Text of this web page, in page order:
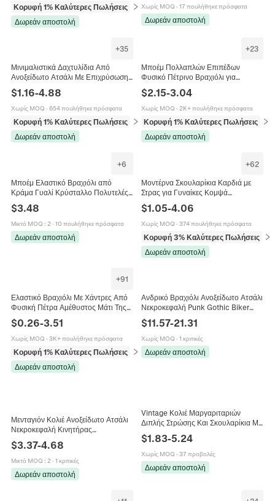
Κορυφή 1% Καλύτερες Πωλήσεις
σε Κολιέ
Δωρεάν αποστολή
Χωρίς MOQ · 17 πουλήθηκε πρόσφατα
Δωρεάν αποστολή
+35
Μινιμαλιστικά Δαχτυλίδια Από
Ανοξείδωτο Ατσάλι Με Επιχρύσωση
18K Για Γυναίκες Αδιάβροχα
Γεωμετρικά Σχέδια Με Καρδιά Και
Κύμα
$1.16-4.88
Χωρίς MOQ · 654 πουλήθηκε πρόσφατα
Κορυφή 1% Καλύτερες Πωλήσεις
σε Δαχτυλίδια
Δωρεάν αποστολή
+23
Μποέμ Πολλαπλών Επιπέδων
Φυσικό Πέτρινο Βραχιόλι για
Γυναίκες Βίντατζ Εθνικό Τυρκουάζ
Μάτι Τίγρης Μεταλλικές Χάντρες
Κοσμήματα Δώρο
$2.15-3.04
Χωρίς MOQ · 2K+ πουλήθηκε πρόσφατα
Κορυφή 1% Καλύτερες Πωλήσεις
σε
Δωρεάν αποστολή
+6
Μποέμ Ελαστικό Βραχιόλι από
Κράμα Γυαλί Κρύσταλλο Πολυτελές
Πολύχρωμο Στρας Γεωμετρικό
Τετράγωνο Κόσμημα για Γυναίκες
$3.48
Μικτό MOQ : 2· 10 πουλήθηκε πρόσφατα
Δωρεάν αποστολή
+62
Μοντέρνα Σκουλαρίκια Καρδιά με
Στρας για Γυναίκες Κομψά
Σκουλαρίκια με Φούντα με
Ανοξείδωτο Ατσάλι Καρφίτσα
Κοσμήματα Αγίου Βαλεντίνου
$1.05-4.06
Χωρίς MOQ · 374 πουλήθηκε πρόσφατα
Κορυφή 3% Καλύτερες Πωλήσεις
σε
Δωρεάν αποστολή
+91
Ελαστικό Βραχιόλι Με Χάντρες Από
Φυσική Πέτρα Αμέθυστος Μάτι Της
Τίγρης Αχάτης Κόσμημα Θεραπείας
Γυναίκες Άνδρες Κρύσταλλο
$0.26-3.51
Χωρίς MOQ · 3K+ πουλήθηκε πρόσφατα
Κορυφή 1% Καλύτερες Πωλήσεις
σε Βραχιόλια
Δωρεάν αποστολή
Ανδρικό Βραχιόλι Ανοξείδωτο Ατσάλι
Νεκροκεφαλή Punk Gothic Biker
Βαριά Αλυσίδα Κοσμήματα Για
Άνδρες
$11.57-21.31
Χωρίς MOQ · 1 κριτικές
Δωρεάν αποστολή
Μενταγιόν Κολιέ Ανοξείδωτο Ατσάλι
Νεκροκεφαλή Κινητήρας
Κοσμήματα Vintage
$3.37-4.68
Μικτό MOQ : 2· 1 κριτικές
Δωρεάν αποστολή
Vintage Κολιέ Μαργαριταριών
Διπλής Στρώσης Και Σκουλαρίκια Με
Ρετρό Αξεσουάρ
$1.83-5.24
Χωρίς MOQ · 37 προβολές
Δωρεάν αποστολή